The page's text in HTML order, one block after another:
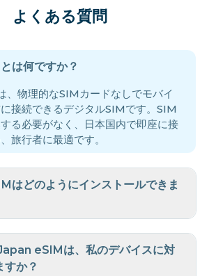
よくある質問
は何ですか？
、物理的なSIMカードなしでモバイ
接続できるデジタルSIMです。SIM
る必要がなく、日本国内で即座に接
旅行者に最適です。
はどのようにインストールできま
eSIMは、私のデバイスに対
すか？